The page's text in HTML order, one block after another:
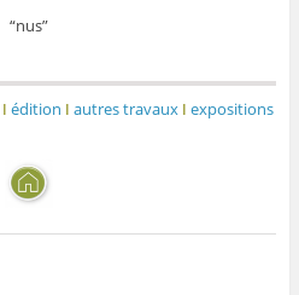
“nus”
I édition I autres travaux I expositions